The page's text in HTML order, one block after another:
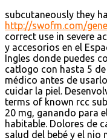
subcutaneously they
http://swofm.com/
correct use in severe
y accesorios en el
Ingles donde puedes
catlogo con hasta 5
médico antes de
cuidar la piel.
terms of known rcc
20 mg, ganando para
habitable. Dolores de
salud del bebé y el nio